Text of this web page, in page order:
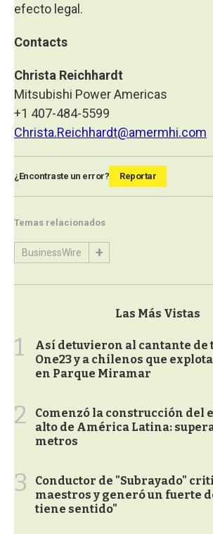
efecto legal.
Contacts
Christa Reichhardt
Mitsubishi Power Americas
+1 407-484-5599
Christa.Reichhardt@amermhi.com
¿Encontraste un error? Reportar
Temas relacionados
BusinessWire
Las Más Vistas
1
Así detuvieron al cantante de
One23 y a chilenos que
en Parque Miramar
2
Comenzó la construcción del
alto de América Latina:
metros
3
Conductor de "Subrayado"
maestros y generó un fuerte
tiene sentido"